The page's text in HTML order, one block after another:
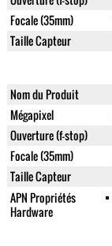
Focale (35mm)
Taille Capteur
Nom du Produit
Mégapixel
Ouverture (f-stop)
Focale (35mm)
Taille Capteur
APN Propriétés
Hardware